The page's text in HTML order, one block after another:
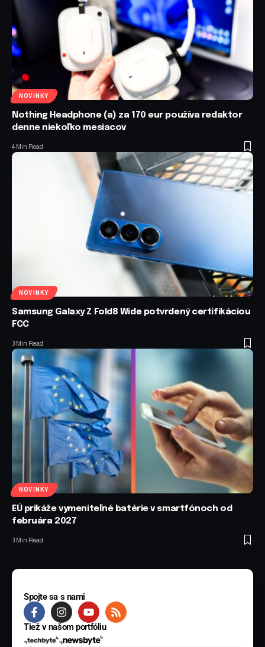
NOVINKY
Nothing Headphone (a) za 170 eur používa redaktor
denne niekoľko mesiacov
4 Min Read
NOVINKY
Samsung Galaxy Z Fold8 Wide potvrdený certifikáciou
FCC
3 Min Read
NOVINKY
EÚ prikáže vymeniteľné batérie v smartfónoch od
februára 2027
3 Min Read
Spojte sa s nami
Tiež v našom portfóliu